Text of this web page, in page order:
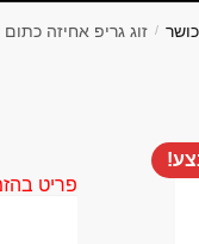
/ זוג גריפ אחיזה כתום
פריט בהזמנה